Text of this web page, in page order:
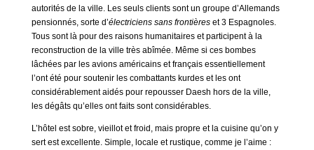
autorités de la ville. Les seuls clients sont un groupe d’Allemands
pensionnés, sorte d’électriciens sans frontièreset 3 Espagnoles.
Tous sont là pour des raisons humanitaires et participent à la
reconstruction de la ville très abîmée. Même si ces bombes
lâchées par les avions américains et français essentiellement
l’ont été pour soutenir les combattants kurdes et les ont
considérablement aidés pour repousser Daesh hors de la ville,
les dégâts qu’elles ont faits sont considérables.
L’hôtel est sobre, vieillot et froid, mais propre et la cuisine qu’on y
sert est excellente. Simple, locale et rustique, comme je l’aime :